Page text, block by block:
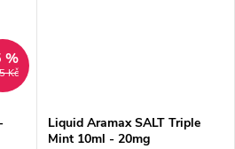
Kč
%
Liquid Aramax SALT Triple
Mint 10ml - 20mg